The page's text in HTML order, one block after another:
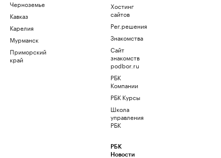
Черноземье
Кавказ
Карелия
Мурманск
Приморский
край
Хостинг
сайтов
Рег.решения
Знакомства
Сайт
знакомств
podbor.ru
РБК
Компании
РБК Курсы
Школа
управления
РБК
РБК
Новости